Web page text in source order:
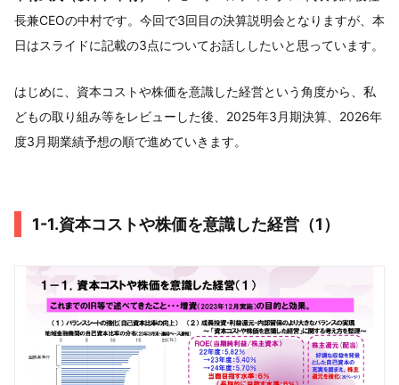
長兼CEOの中村です。今回で3回目の決算説明会となりますが、本
日はスライドに記載の3点についてお話ししたいと思っています。
はじめに、資本コストや株価を意識した経営という角度から、私
どもの取り組み等をレビューした後、2025年3月期決算、2026年
度3月期業績予想の順で進めていきます。
1-1.資本コストや株価を意識した経営（1）